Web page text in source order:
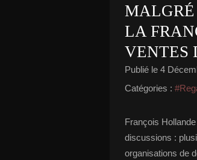
MALGRÉ
LA
VENTES
Publié le 4
Catégories :
François
discussions :
organisations de